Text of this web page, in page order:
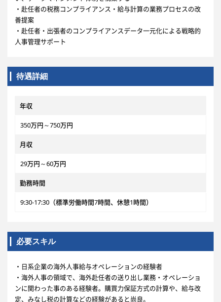
・赴任者の税務コンプライアンス・給与計算の業務プロセスの改
善提案
・赴任者・出張者のコンプライアンスデータ一元化による戦略的
人事管理サポート
待遇詳細
年収
350万円～750万円
月収
29万円～60万円
勤務時間
9:30-17:30（標準労働時間7時間、休憩1時間）
必要スキル
・日系企業の海外人事給与オペレーションの経験者
・海外人事の領域で、海外赴任者の送り出し業務・オペレーショ
ンに関わった事のある経験者。購買力保証方式の計算や、給与改
定、みなし税の計算などの経験があると尚良。